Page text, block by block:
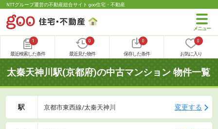
NTTグループ運営の不動産総合サイト goo住宅・不動産
1
最近検索した条件
0
最近見た物件
0
保存した条件
0
お気に入り
太秦天神川駅(京都府)の中古マンション 物件一覧
駅 京都市東西線/太秦天神川 変更する